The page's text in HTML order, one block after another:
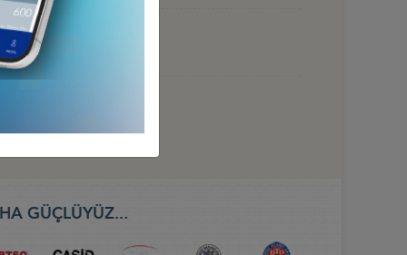
2026, BAKÜ
GÜÇLÜYÜZ...